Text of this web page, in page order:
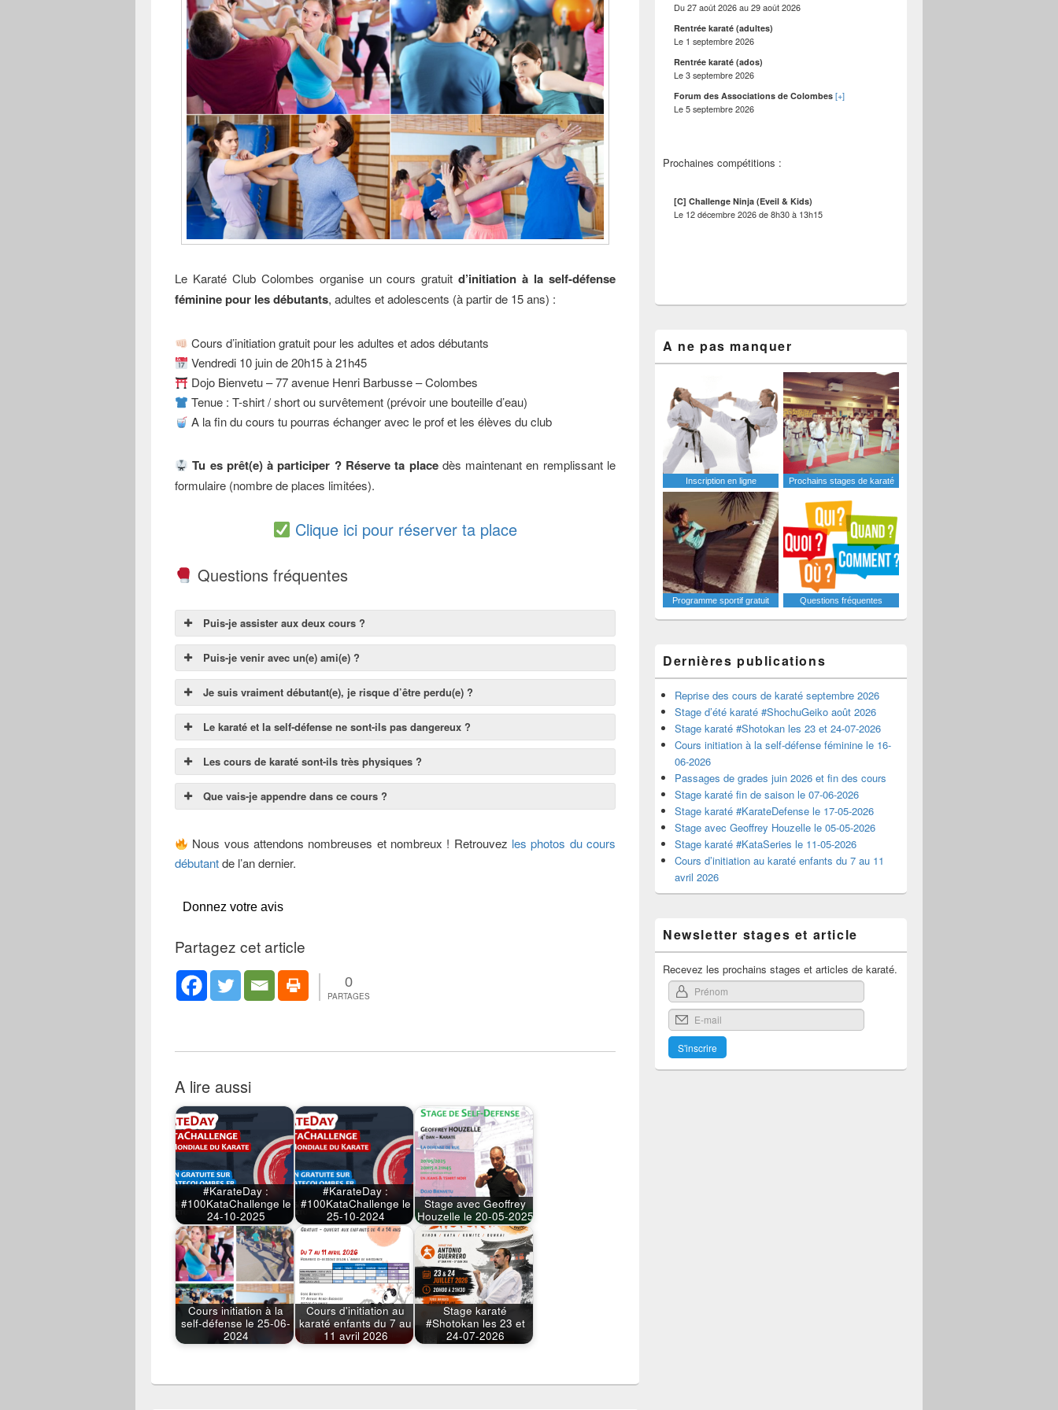
Le Karaté Club Colombes organise un cours gratuitd’initiation à la self-défense
féminine pour les débutants, adultes et adolescents (à partir de 15 ans) :
Cours d’initiation gratuit pour les adultes et ados débutants
Vendredi 10 juin de 20h15 à 21h45
Dojo Bienvetu – 77 avenue Henri Barbusse – Colombes
Tenue : T-shirt / short ou survêtement (prévoir une bouteille d’eau)
A la fin du cours tu pourras échanger avec le prof et les élèves du club
Tu es prêt(e) à participer ? Réserve ta placedès maintenant en remplissant le
formulaire (nombre de places limitées).
Clique ici pour réserver ta place
Questions fréquentes
Puis-je assister aux deux cours ?
Puis-je venir avec un(e) ami(e) ?
Je suis vraiment débutant(e), je risque d’être perdu(e) ?
Le karaté et la self-défense ne sont-ils pas dangereux ?
Les cours de karaté sont-ils très physiques ?
Que vais-je appendre dans ce cours ?
Nous vous attendons nombreuses et nombreux ! Retrouvez les photos du cours
débutantde l’an dernier.
Donnez votre avis
Partagez cet article
0
PARTAGES
A lire aussi
#KarateDay :
#100KataChallenge le
24-10-2025
#KarateDay :
#100KataChallenge le
25-10-2024
Stage avec Geoffrey
Houzelle le 20-05-2025
Cours initiation à la
self-défense le 25-06-
2024
Cours d'initiation au
karaté enfants du 7 au
11 avril 2026
Stage karaté
#Shotokan les 23 et
24-07-2026
Du27 août 2026au29 août 2026
Rentrée karaté (adultes)
Le 1 septembre 2026
Rentrée karaté (ados)
Le3 septembre 2026
Forum des Associations de Colombes [+]
Le5 septembre 2026
Prochaines compétitions :
[C] Challenge Ninja (Eveil & Kids)
Le 12 décembre 2026de8h30à 13h15
A ne pas manquer
Inscription en ligne Prochains stages de karaté
Programme sportif gratuit Questions fréquentes
Dernières publications
Reprise des cours de karaté septembre 2026
Stage d’été karaté #ShochuGeiko août 2026
Stage karaté #Shotokan les 23 et 24-07-2026
Cours initiation à la self-défense féminine le 16-
06-2026
Passages de grades juin 2026 et fin des cours
Stage karaté fin de saison le 07-06-2026
Stage karaté #KarateDefense le 17-05-2026
Stage avec Geoffrey Houzelle le 05-05-2026
Stage karaté #KataSeries le 11-05-2026
Cours d’initiation au karaté enfants du 7 au 11
avril 2026
Newsletter stages et article
Recevez les prochains stages et articles de karaté.